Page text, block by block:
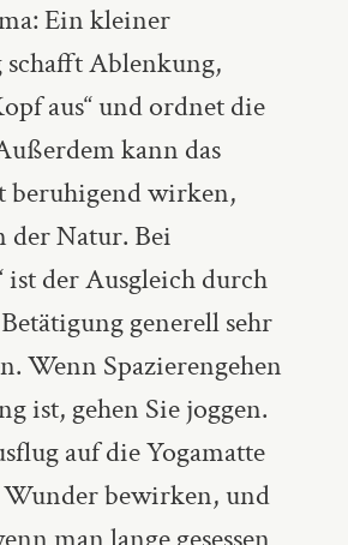
Ein kleiner
schafft Ablenkung,
aus“ und ordnet die
kann das
beruhigend wirken,
der Natur. Bei
ist der Ausgleich durch
generell sehr
Wenn Spazierengehen
ist, gehen Sie joggen.
auf die Yogamatte
bewirken, und